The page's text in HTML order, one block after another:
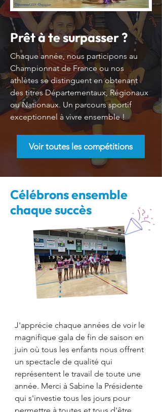
Prêt à te surpasser ?
Chaque année, nous participons au
Championnat de France ou nos
athlètes se distinguent en obtenant
des titres Départementaux, Régionaux
ou Nationaux. Un parcours sportif
exceptionnel à vivre ensemble !
Voir toutes les compétitions
Célébrons ensemble
chaque succès
J'apprécie chaque années de voir le
magnifique gala de fin de saison en
juin où tous les enfants nous offrent
un spectacle de qualité qui
représentent le travail de toute une
année. Merci à Sabine la Présidente
qui s'investie tous les jours pour